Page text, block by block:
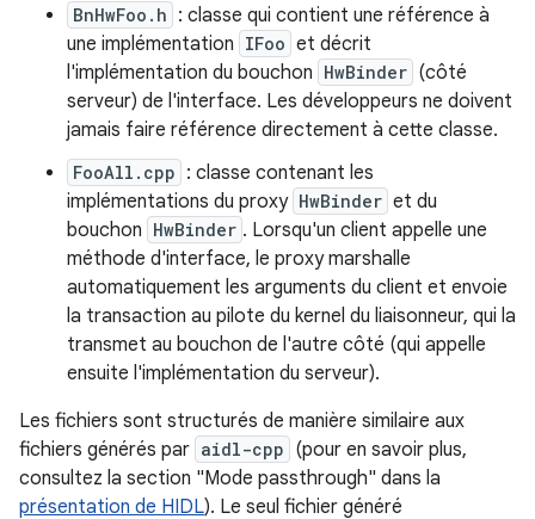
BnHwFoo.h : classe qui contient une référence à
une implémentation IFoo et décrit
l'implémentation du bouchon HwBinder (côté
serveur) de l'interface. Les développeurs ne doivent
jamais faire référence directement à cette classe.
FooAll.cpp : classe contenant les
implémentations du proxy HwBinder et du
bouchon HwBinder . Lorsqu'un client appelle une
méthode d'interface, le proxy marshalle
automatiquement les arguments du client et envoie
la transaction au pilote du kernel du liaisonneur, qui la
transmet au bouchon de l'autre côté (qui appelle
ensuite l'implémentation du serveur).
Les fichiers sont structurés de manière similaire aux
fichiers générés par aidl-cpp (pour en savoir plus,
consultez la section "Mode passthrough" dans la
présentation de HIDL). Le seul fichier généré